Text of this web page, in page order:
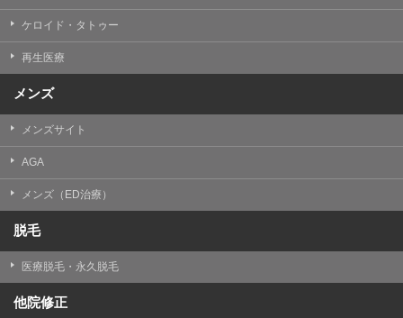
ケロイド・タトゥー
再生医療
メンズ
メンズサイト
AGA
メンズ（ED治療）
脱毛
医療脱毛・永久脱毛
他院修正